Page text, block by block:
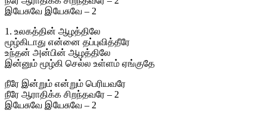
இயேசுவே இயேசுவே – 2
1. உலகத்தின் ஆழத்திலே
மூழ்கிடாது என்னை தப்புவித்தீரே
உந்தன் அன்பின் ஆழத்திலே
இன்னும் மூழ்கி செல்ல உள்ளம் ஏங்குதே
நீரே இன்றும் என்றும் பெரியவரே
நீரே ஆராதிக்க சிறந்தவரே – 2
இயேசுவே இயேசுவே – 2